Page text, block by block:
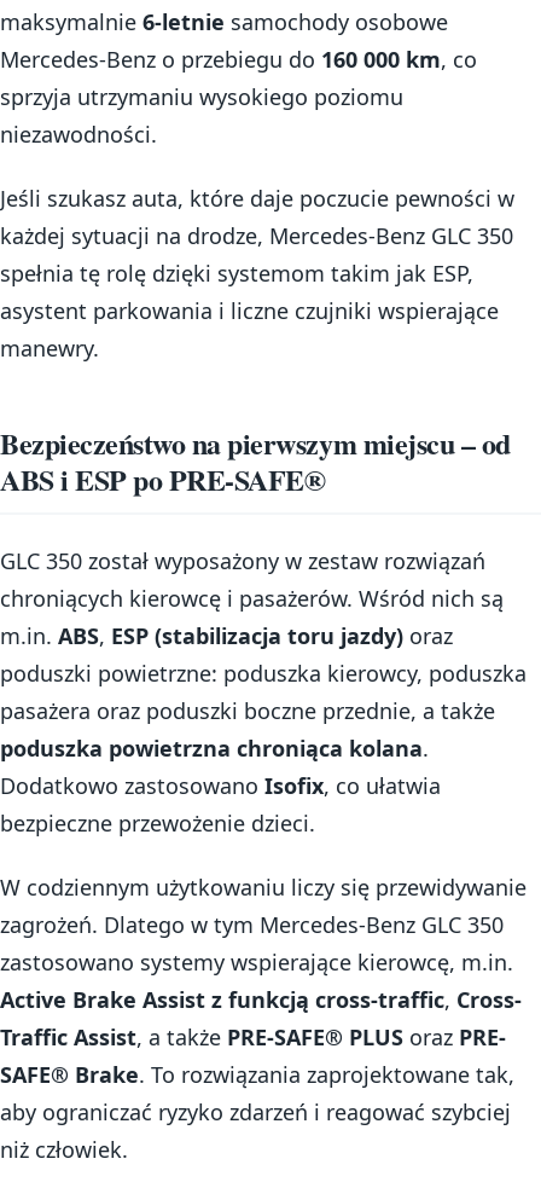
maksymalnie 6-letnie samochody osobowe
Mercedes-Benz o przebiegu do 160 000 km, co
sprzyja utrzymaniu wysokiego poziomu
niezawodności.
Jeśli szukasz auta, które daje poczucie pewności w
każdej sytuacji na drodze, Mercedes-Benz GLC 350
spełnia tę rolę dzięki systemom takim jak ESP,
asystent parkowania i liczne czujniki wspierające
manewry.
Bezpieczeństwo na pierwszym miejscu – od
ABS i ESP po PRE-SAFE®
GLC 350 został wyposażony w zestaw rozwiązań
chroniących kierowcę i pasażerów. Wśród nich są
m.in. ABS, ESP (stabilizacja toru jazdy) oraz
poduszki powietrzne: poduszka kierowcy, poduszka
pasażera oraz poduszki boczne przednie, a także
poduszka powietrzna chroniąca kolana.
Dodatkowo zastosowano Isofix, co ułatwia
bezpieczne przewożenie dzieci.
W codziennym użytkowaniu liczy się przewidywanie
zagrożeń. Dlatego w tym Mercedes-Benz GLC 350
zastosowano systemy wspierające kierowcę, m.in.
Active Brake Assist z funkcją cross-traffic, Cross-
Traffic Assist, a także PRE-SAFE® PLUS oraz PRE-
SAFE® Brake. To rozwiązania zaprojektowane tak,
aby ograniczać ryzyko zdarzeń i reagować szybciej
niż człowiek.